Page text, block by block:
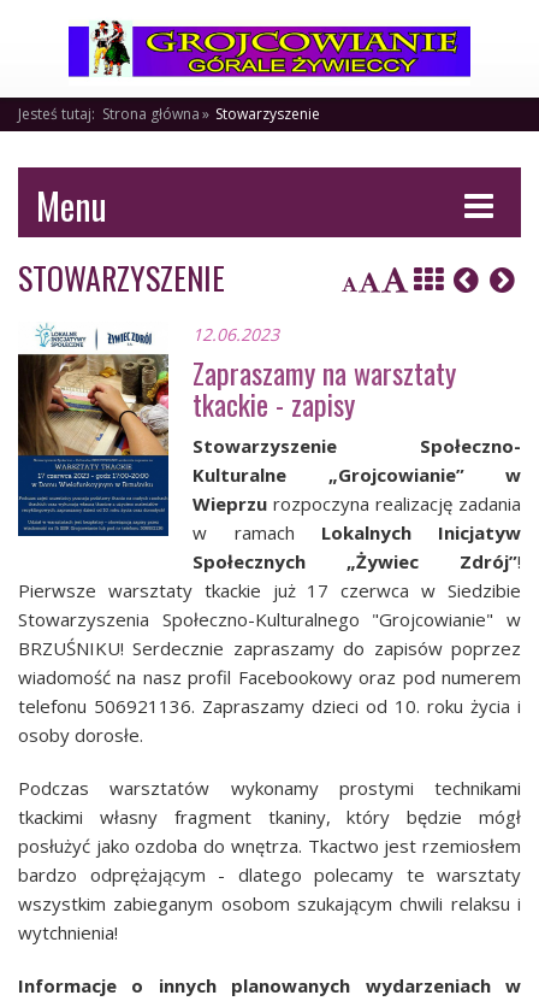
Jesteś tutaj: Strona główna Stowarzyszenie
Menu
STOWARZYSZENIE
12.06.2023
Zapraszamy na warsztaty
tkackie - zapisy
Stowarzyszenie Społeczno-
Kulturalne „Grojcowianie” w
Wieprzu rozpoczyna realizację zadania
w ramach Lokalnych Inicjatyw
Społecznych „Żywiec Zdrój”!
Pierwsze warsztaty tkackie już 17 czerwca w Siedzibie
Stowarzyszenia Społeczno-Kulturalnego "Grojcowianie" w
BRZUŚNIKU! Serdecznie zapraszamy do zapisów poprzez
wiadomość na nasz profil Facebookowy oraz pod numerem
telefonu 506921136. Zapraszamy dzieci od 10. roku życia i
osoby dorosłe.
Podczas warsztatów wykonamy prostymi technikami
tkackimi własny fragment tkaniny, który będzie mógł
posłużyć jako ozdoba do wnętrza. Tkactwo jest rzemiosłem
bardzo odprężającym - dlatego polecamy te warsztaty
wszystkim zabieganym osobom szukającym chwili relaksu i
wytchnienia!
Informacje o innych planowanych wydarzeniach w